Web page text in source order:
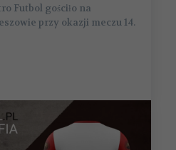
Futbol gościło na
przy okazji meczu 14.